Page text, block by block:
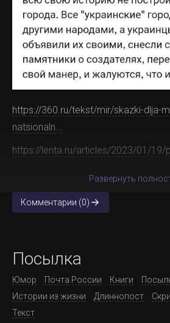
https://360.ru/tekst/mir/skazki-dlja-
natsionaln...
https://lenta.ru/articles/2023/01/19/
Развернуть
Комментарии (0)
Посылка
Юмор Почта России Книги
Истории из жизни
Длиннопост
Текст